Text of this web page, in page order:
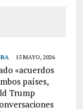
15 MAYO, 2026
«acuerdos
países,
Trump